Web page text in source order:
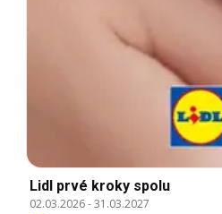
Lidl prvé kroky spolu
02.03.2026-31.03.2027